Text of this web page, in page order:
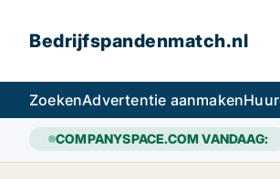
Bedrijfspandenmatch.nl
ZoekenAdvertentie aanmaken
COMPANYSPACE.COM VANDAAG: